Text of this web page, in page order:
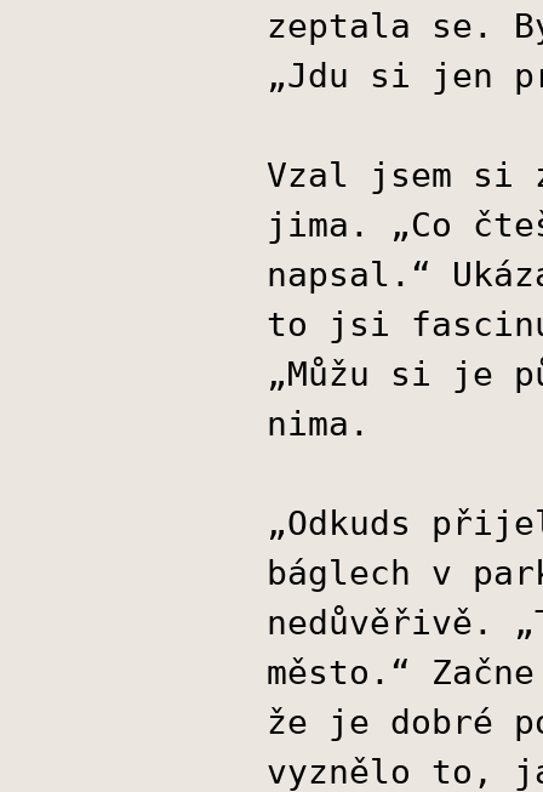
zeptala se.
„Jdu si jen
Vzal jsem
jima. „Co
napsal.“
to jsi
„Můžu si je
nima.
„Odkuds
báglech v
nedůvěřivě.
město.“
že je dobré
vyznělo to,